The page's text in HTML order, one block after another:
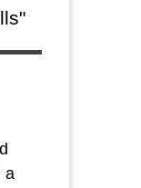
a